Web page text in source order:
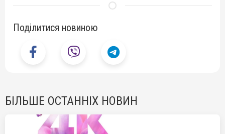
Поділитися новиною
БІЛЬШЕ ОСТАННІХ НОВИН